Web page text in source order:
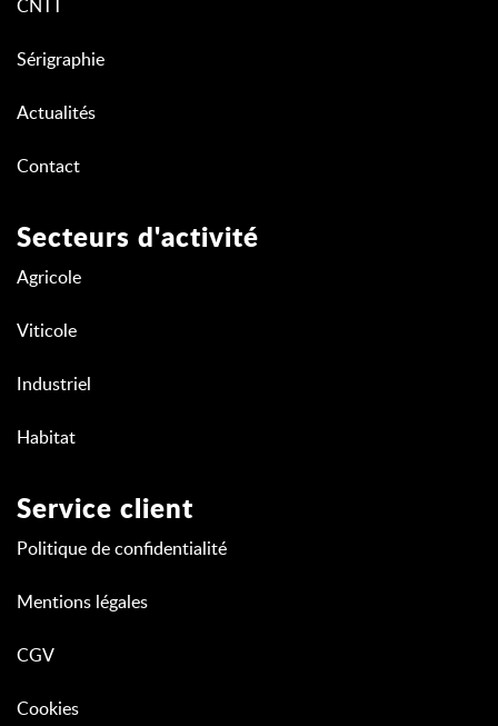
CNTT
Sérigraphie
Actualités
Contact
Secteurs d'activité
Agricole
Viticole
Industriel
Habitat
Service client
Politique de confidentialité
Mentions légales
CGV
Cookies